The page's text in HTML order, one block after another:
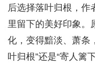
后选择落叶归根，作
里留下的美好印象。
化，变得黯淡、萧条
叶归根”还是“寄人篱